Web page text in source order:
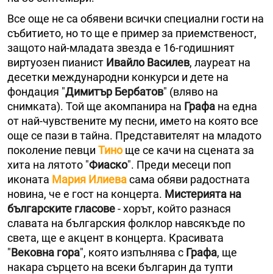
Все още не са обявени всички специални гости на
събитието, но то ще е пример за приемственост,
защото най-младата звезда е 16-годишният
виртуозен пианист Ивайло Василев, лауреат на
десетки международни конкурси и дете на
фондация "Димитър Бербатов" (вляво на
снимката). Той ще акомпанира на Графа на една
от най-чувствените му песни, името на която все
още се пази в тайна. Представителят на младото
поколение певци Тино ще се качи на сцената за
хита на лятото "Фиаско". Преди месеци поп
иконата Мария Илиевасама обяви радостната
новина, че е гост на концерта. Мистерията на
българските гласове- хорът, който разнася
славата на българския фолклор навсякъде по
света, ще е акцент в концерта. Красивата
"Вековна гора", която изпълнява с Графа, ще
накара сърцето на всеки българин да тупти